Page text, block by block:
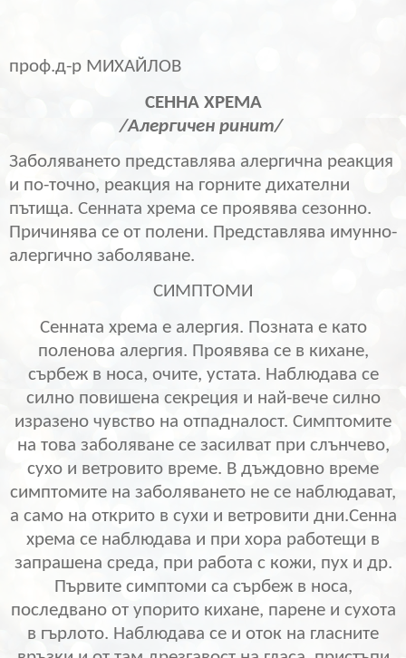
проф.д-р МИХАЙЛОВ
СЕННА ХРЕМА
/Алергичен ринит/
Заболяването представлява алергична реакция
и по-точно, реакция на горните дихателни
пътища. Сенната хрема се проявява сезонно.
Причинява се от полени. Представлява имунно-
алергично заболяване.
СИМПТОМИ
Сенната хрема е алергия. Позната е като
поленова алергия. Проявява се в кихане,
сърбеж в носа, очите, устата. Наблюдава се
силно повишена секреция и най-вече силно
изразено чувство на отпадналост. Симптомите
на това заболяване се засилват при слънчево,
сухо и ветровито време. В дъждовно време
симптомите на заболяването не се наблюдават,
а само на открито в сухи и ветровити дни.Сенна
хрема се наблюдава и при хора работещи в
запрашена среда, при работа с кожи, пух и др.
Първите симптоми са сърбеж в носа,
последвано от упорито кихане, парене и сухота
в гърлото. Наблюдава се и оток на гласните